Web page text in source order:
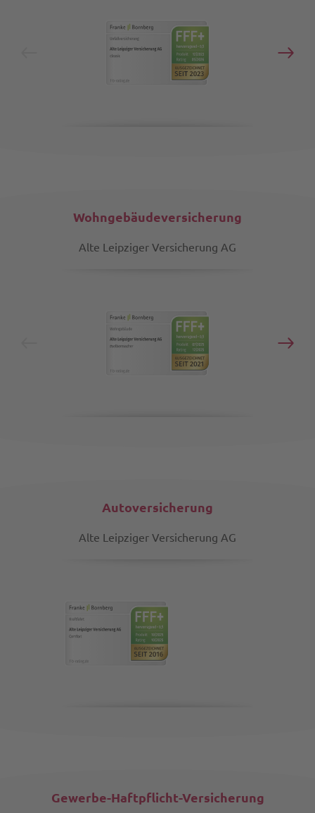
Wohngebäudeversicherung
Alte Leipziger Versicherung AG
Autoversicherung
Alte Leipziger Versicherung AG
Gewerbe-Haftpflicht-Versicherung